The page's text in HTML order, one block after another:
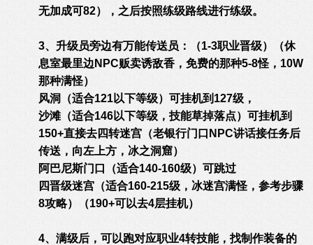
无加成可82），之后按照练级路线进行练级。
3、升级员旁边有万能传送员：（1-3职业晋级）（休
息室最里边NPC贩卖诱敌香，免费的那种5-8怪，10W
那种满怪）
风洞（适合121以下等级）可挂机到127级，
沙滩（适合146以下等级，技能草掉落点）可挂机到
150+直接去四转迷宫（老银行门口NPC讲话接任务后
传送，向左上方，冰之洞窟）
阿巴尼斯门口（适合140-160级）可跳过
四晋级迷宫（适合160-215级，冰迷宫满怪，参考步骤
8攻略）（190+可以去4层挂机）
4、满级后，可以跑对应职业4转技能，找制作装备的